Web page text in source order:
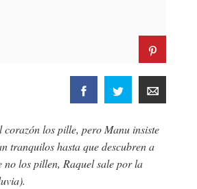
los pille, pero Manu insiste
tranquilos hasta que descubren a
los pillen, Raquel sale por la